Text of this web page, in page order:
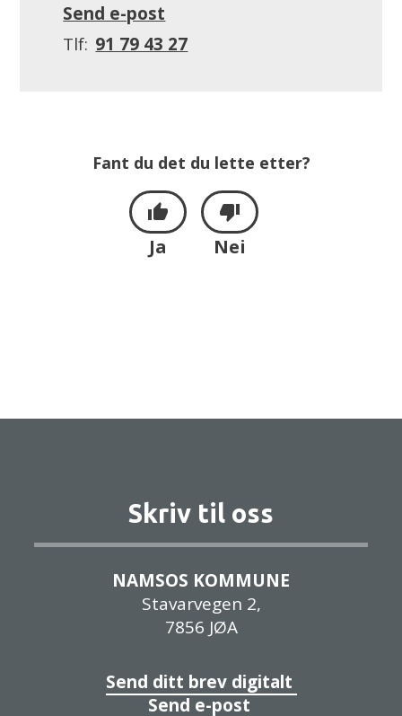
E-
post
Send e-post
Arnt
Ivar
Mobil91 79 43 27
Fant du det du lette etter?
Ja Nei
Skriv til oss
NAMSOS KOMMUNE
Stavarvegen 2,
7856 JØA
Send ditt brev digitalt
Send e-post